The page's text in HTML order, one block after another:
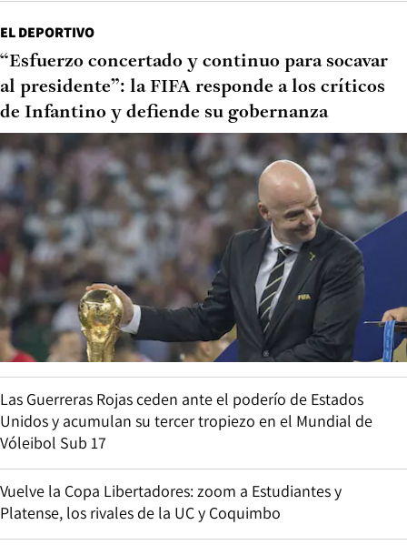
EL DEPORTIVO
“Esfuerzo concertado y continuo para socavar
al presidente”: la FIFA responde a los críticos
de Infantino y defiende su gobernanza
Las Guerreras Rojas ceden ante el poderío de Estados
Unidos y acumulan su tercer tropiezo en el Mundial de
Vóleibol Sub 17
Vuelve la Copa Libertadores: zoom a Estudiantes y
Platense, los rivales de la UC y Coquimbo